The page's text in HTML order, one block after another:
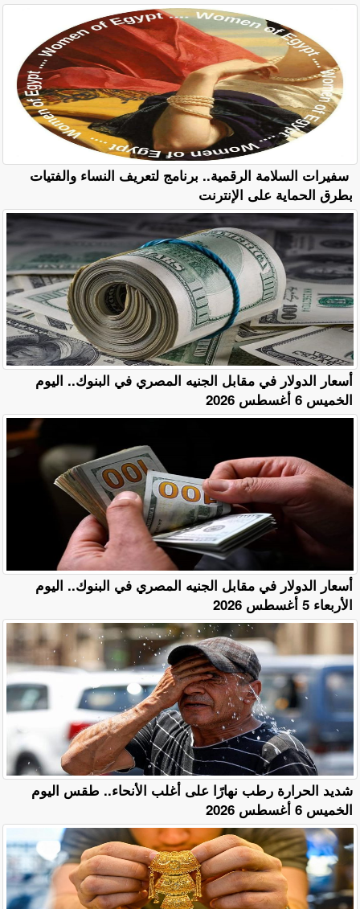
سفيرات السلامة الرقمية.. برنامج لتعريف النساء والفتيات
بطرق الحماية على الإنترنت
أسعار الدولار في مقابل الجنيه المصري في البنوك.. اليوم
الخميس 6 أغسطس 2026
أسعار الدولار في مقابل الجنيه المصري في البنوك.. اليوم
الأربعاء 5 أغسطس 2026
​شديد الحرارة رطب نهارًا على أغلب الأنحاء.. طقس اليوم
الخميس 6 أغسطس 2026